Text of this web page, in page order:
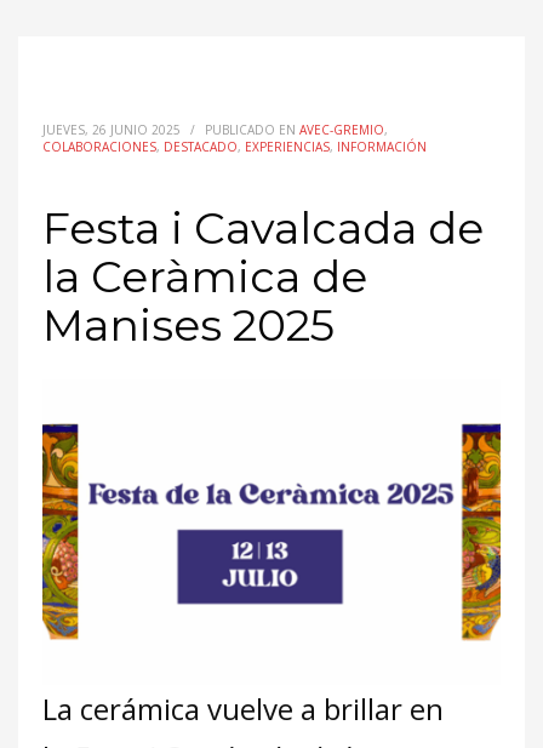
JUEVES, 26 JUNIO 2025 / PUBLICADO EN AVEC-GREMIO,
COLABORACIONES, DESTACADO, EXPERIENCIAS, INFORMACIÓN
Festa i Cavalcada de
la Ceràmica de
Manises 2025
La cerámica vuelve a brillar en